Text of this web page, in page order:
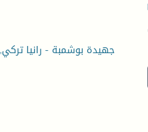
جهيدة بوشمبة - رانيا